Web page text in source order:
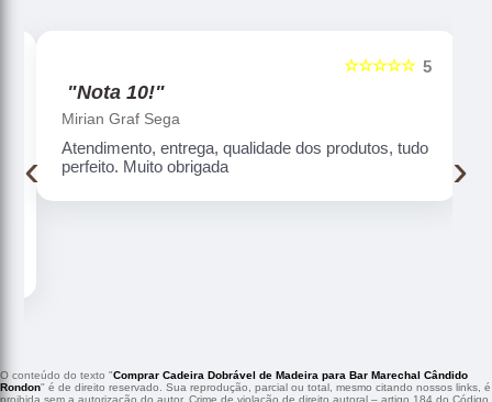
5
☆☆☆☆☆
"Nota 10!"
Mirian Graf Sega
Atendimento, entrega, qualidade dos produtos, tudo
perfeito. Muito obrigada
‹ ›
O conteúdo do texto "Comprar Cadeira Dobrável de Madeira para Bar Marechal Cândido
Rondon" é de direito reservado. Sua reprodução, parcial ou total, mesmo citando nossos links, é
proibida sem a autorização do autor. Crime de violação de direito autoral – artigo 184 do Código